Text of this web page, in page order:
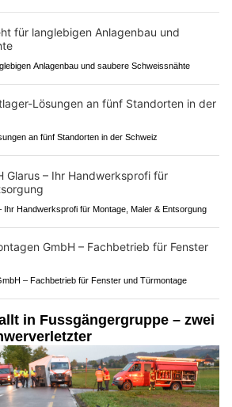
Anlagenbau und saubere Schweissnähte
an fünf Standorten in der Schweiz
Ihr Handwerksprofi für Montage, Maler & Entsorgung
– Fachbetrieb für Fenster und Türmontage
in Fussgängergruppe – zwei